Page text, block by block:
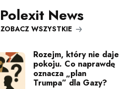
Polexit News
ZOBACZ WSZYSTKIE
Rozejm, który nie daje
pokoju. Co naprawdę
oznacza „plan
Trumpa” dla Gazy?